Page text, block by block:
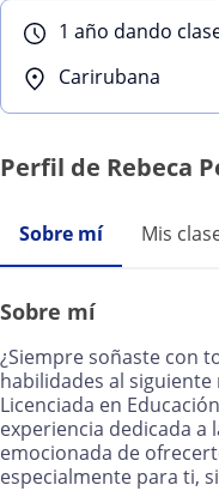
1 año dando
Carirubana
Perfil de Rebeca
Sobre mí Mis
Sobre mí
¿Siempre soñaste con
habilidades al siguiente
Licenciada en
experiencia dedicada a
emocionada de
especialmente para ti,